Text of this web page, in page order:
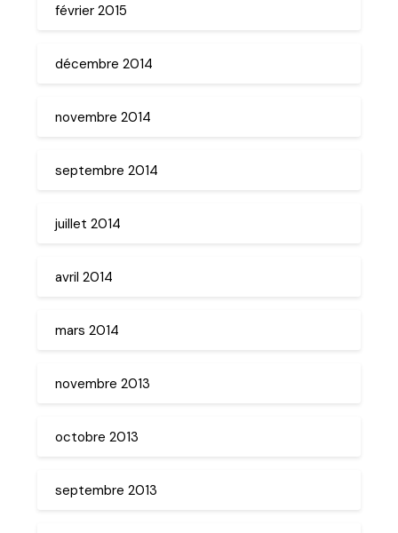
février 2015
décembre 2014
novembre 2014
septembre 2014
juillet 2014
avril 2014
mars 2014
novembre 2013
octobre 2013
septembre 2013